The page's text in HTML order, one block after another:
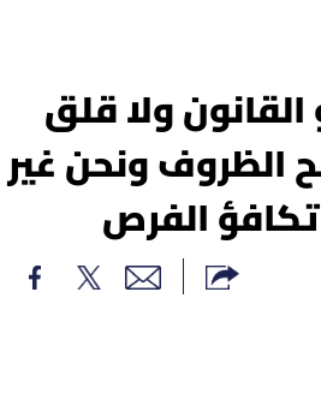
ولا قلق
الظروف ونحن غير
تكافؤ الفرص